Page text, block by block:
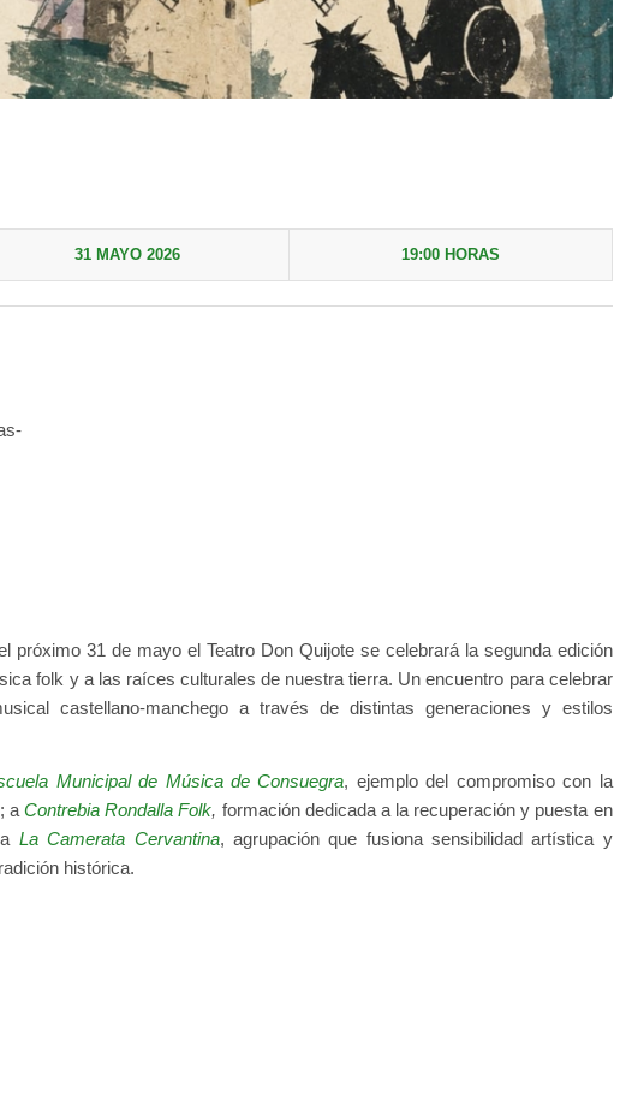
31 MAYO 2026 19:00 HORAS
próximo 31 de mayo el Teatro Don Quijote se celebrará la segunda edición
folk y a las raíces culturales de nuestra tierra. Un encuentro para celebrar
castellano-manchego a través de distintas generaciones y estilos
Municipal de Música de Consuegra, ejemplo del compromiso con la
aContrebia Rondalla Folk, formación dedicada a la recuperación y puesta en
La Camerata Cervantina, agrupación que fusiona sensibilidad artística y
histórica.